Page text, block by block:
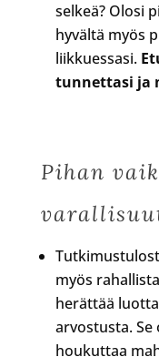
selkeä? Olosi
hyvältä myös
liikkuessasi.
tunnettasi ja
Pihan
myös
herättää
arvostusta.
houkuttaa